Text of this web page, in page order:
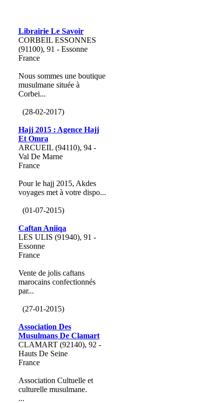
Librairie Le Savoir
CORBEIL ESSONNES
(91100), 91 - Essonne
France
Nous sommes une boutique
musulmane située à
Corbei...
(28-02-2017)
Hajj 2015 : Agence Hajj
Et Omra
ARCUEIL (94110), 94 -
Val De Marne
France
Pour le hajj 2015, Akdes
voyages met à votre dispo...
(01-07-2015)
Caftan Aniiqa
LES ULIS (91940), 91 -
Essonne
France
Vente de jolis caftans
marocains confectionnés
par...
(27-01-2015)
Association Des
Musulmans De Clamart
CLAMART (92140), 92 -
Hauts De Seine
France
Association Cultuelle et
culturelle musulmane.
...